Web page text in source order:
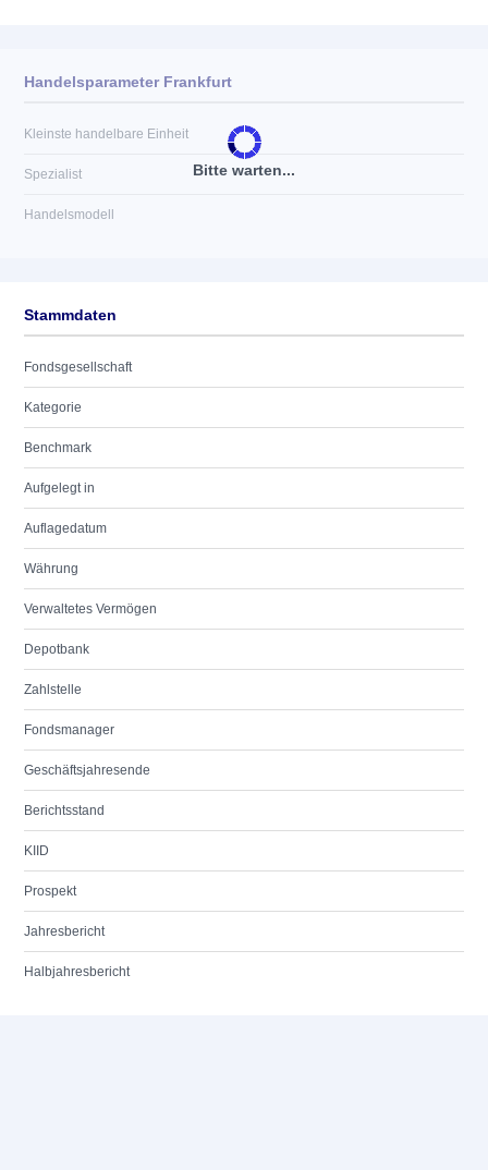
Bitte warten...
Handelsparameter Frankfurt
Kleinste handelbare Einheit
Spezialist
Handelsmodell
Stammdaten
Fondsgesellschaft
Kategorie
Benchmark
Aufgelegt in
Auflagedatum
Währung
Verwaltetes Vermögen
Depotbank
Zahlstelle
Fondsmanager
Geschäftsjahresende
Berichtsstand
KIID
Prospekt
Jahresbericht
Halbjahresbericht